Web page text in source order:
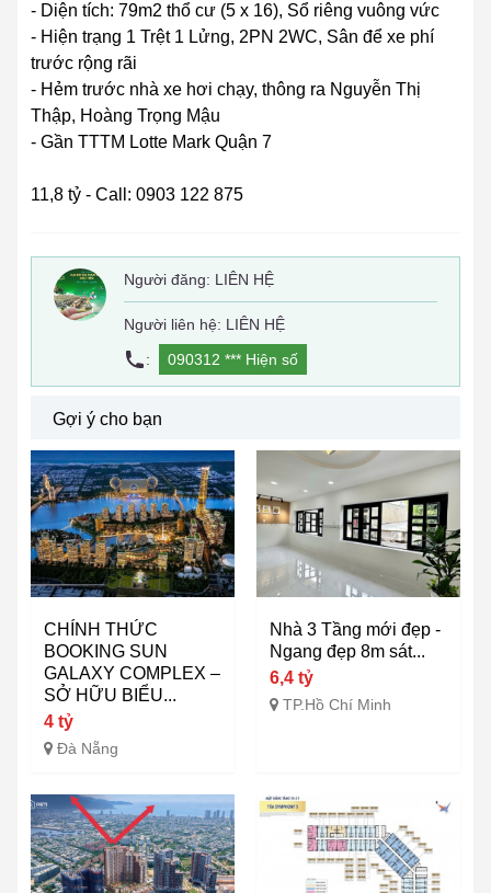
- Diện tích: 79m2 thổ cư (5 x 16), Sổ riêng vuông vức
- Hiện trạng 1 Trệt 1 Lửng, 2PN 2WC, Sân để xe phí
trước rộng rãi
- Hẻm trước nhà xe hơi chạy, thông ra Nguyễn Thị
Thập, Hoàng Trọng Mậu
- Gần TTTM Lotte Mark Quận 7
11,8 tỷ - Call: 0903 122 875
Người đăng: LIÊN HỆ
Người liên hệ: LIÊN HỆ
:
090312 *** Hiện số
Gợi ý cho bạn
CHÍNH THỨC
BOOKING SUN
GALAXY COMPLEX –
SỞ HỮU BIỂU...
4 tỷ
Đà Nẵng
Nhà 3 Tầng mới đẹp -
Ngang đẹp 8m sát...
6,4 tỷ
TP.Hồ Chí Minh